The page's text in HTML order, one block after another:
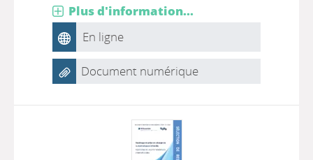
Plus d'information...
En ligne
Document numérique